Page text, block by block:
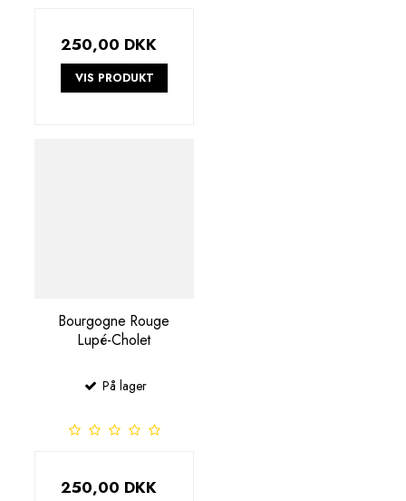
250,00 DKK
VIS PRODUKT
Bourgogne Rouge
Lupé-Cholet
På lager
250,00 DKK